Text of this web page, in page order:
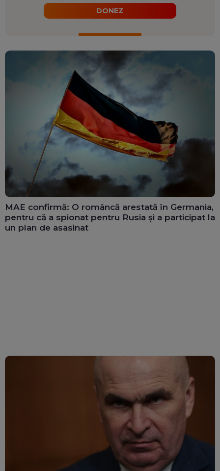
DONEZ
MAE confirmă: O româncă arestată în Germania,
pentru că a spionat pentru Rusia și a participat la
un plan de asasinat